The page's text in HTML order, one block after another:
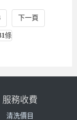
下一頁
條
服務收費
清洗價目